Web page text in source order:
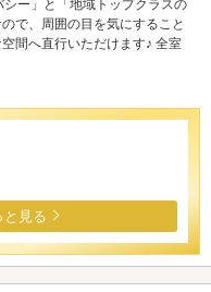
ー」と「地域トップクラスの
で、周囲の目を気にすること
間へ直行いただけます♪ 全室
と見る